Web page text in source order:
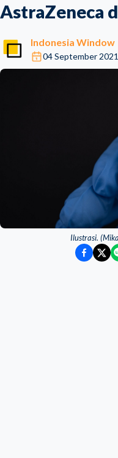
AstraZeneca
Indonesia Window
04 September 2021
Ilustrasi.